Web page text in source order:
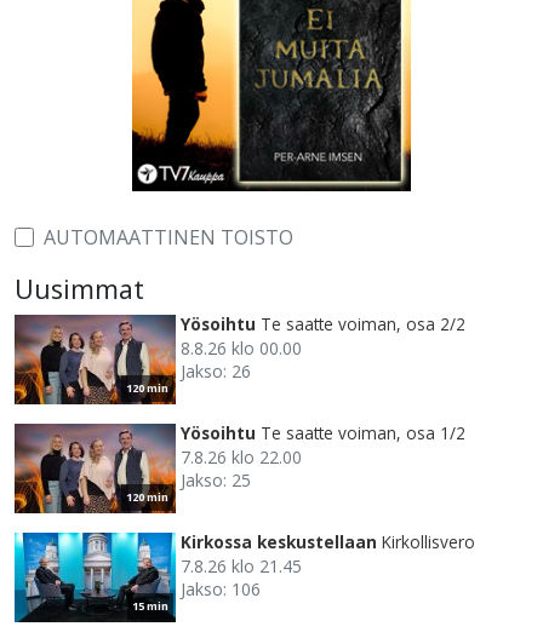
AUTOMAATTINEN TOISTO
Uusimmat
120 min
Yösoihtu Te saatte voiman, osa 2/2
8.8.26 klo 00.00
Jakso: 26
120 min
Yösoihtu Te saatte voiman, osa 1/2
7.8.26 klo 22.00
Jakso: 25
15 min
Kirkossa keskustellaan Kirkollisvero
7.8.26 klo 21.45
Jakso: 106